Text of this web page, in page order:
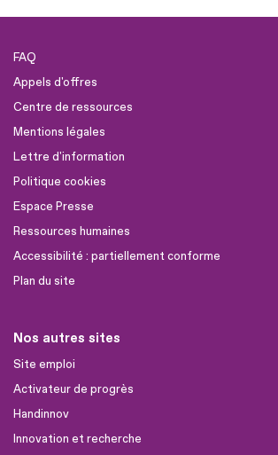
FAQ
Appels d'offres
Centre de ressources
Mentions légales
Lettre d'information
Politique cookies
Espace Presse
Ressources humaines
Accessibilité : partiellement conforme
Plan du site
Nos autres sites
Site emploi
Activateur de progrès
Handinnov
Innovation et recherche